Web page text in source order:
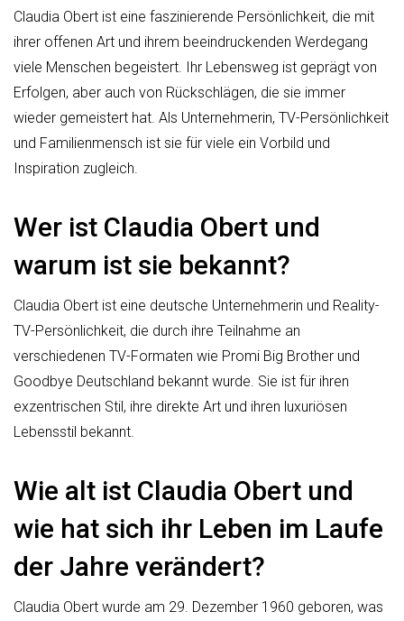
Claudia Obert ist eine faszinierende Persönlichkeit, die mit
ihrer offenen Art und ihrem beeindruckenden Werdegang
viele Menschen begeistert. Ihr Lebensweg ist geprägt von
Erfolgen, aber auch von Rückschlägen, die sie immer
wieder gemeistert hat. Als Unternehmerin, TV-Persönlichkeit
und Familienmensch ist sie für viele ein Vorbild und
Inspiration zugleich.
Wer ist Claudia Obert und
warum ist sie bekannt?
Claudia Obert ist eine deutsche Unternehmerin und Reality-
TV-Persönlichkeit, die durch ihre Teilnahme an
verschiedenen TV-Formaten wie Promi Big Brother und
Goodbye Deutschland bekannt wurde. Sie ist für ihren
exzentrischen Stil, ihre direkte Art und ihren luxuriösen
Lebensstil bekannt.
Wie alt ist Claudia Obert und
wie hat sich ihr Leben im Laufe
der Jahre verändert?
Claudia Obert wurde am 29. Dezember 1960 geboren, was